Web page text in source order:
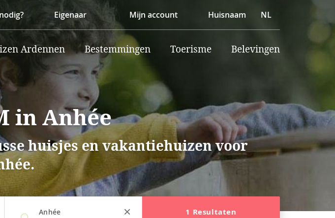
Eigenaar Mijn account Huisnaam NL
Ardennen Bestemmingen Toerisme Belevingen
in Anhée
huisjes en vakantiehuizen voor
Anhée 1 Resultaten